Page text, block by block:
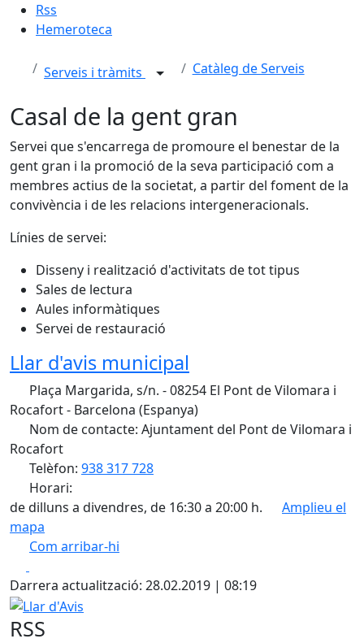
Rss
Hemeroteca
Serveis i tràmits Catàleg de Serveis
Casal de la gent gran
Servei que s'encarrega de promoure el benestar de la
gent gran i la promoció de la seva participació com a
membres actius de la societat, a partir del foment de la
convivència i de les relacions intergeneracionals.
Línies de servei:
Disseny i realització d'activitats de tot tipus
Sales de lectura
Aules informàtiques
Servei de restauració
Llar d'avis municipal
Plaça Margarida, s/n. - 08254 El Pont de Vilomara i
Rocafort - Barcelona (Espanya)
Nom de contacte: Ajuntament del Pont de Vilomara i
Rocafort
Telèfon: 938 317 728
Horari:
de dilluns a divendres, de 16:30 a 20:00 h.
Amplieu el
mapa
Com arribar-hi
+
−
Darrera actualització: 28.02.2019 | 08:19
Llar d'Avis
RSS